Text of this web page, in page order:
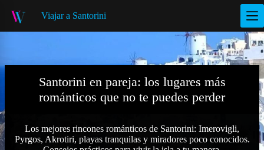
S
a
l
r
e
Viajar a Santorini
Santorini en pareja: los lugares más
románticos que no te puedes perder
Los mejores rincones románticos de Santorini: Imerovigli,
Pyrgos, Akrotiri, playas tranquilas y miradores poco conocidos.